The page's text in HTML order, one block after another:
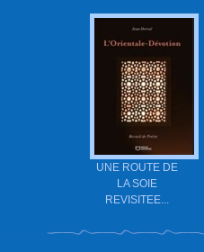
UNE ROUTE DE
LA SOIE
REVISITEE...